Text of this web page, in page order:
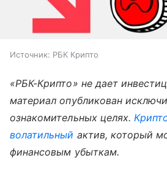
Источник: РБК Крипто
«РБК-Крипто» не дает
материал опубликован
ознакомительных целях.
волатильный актив, который
финансовым убыткам.